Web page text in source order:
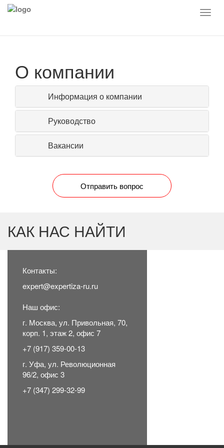
О компании
Информация о компании
Руководство
Вакансии
Отправить вопрос
КАК НАС НАЙТИ
Контакты:
expert@expertiza-ru.ru
Наш офис:
г. Москва, ул. Привольная, 70,
корп. 1, этаж 2, офис 7
+7 (917) 359-00-13
г. Уфа, ул. Революционная
96/2, офис 3
+7 (347) 299-32-99